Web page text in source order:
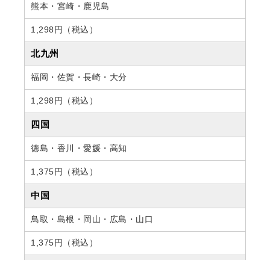
熊本・宮崎・鹿児島
1,298円（税込）
北九州
福岡・佐賀・長崎・大分
1,298円（税込）
四国
徳島・香川・愛媛・高知
1,375円（税込）
中国
鳥取・島根・岡山・広島・山口
1,375円（税込）